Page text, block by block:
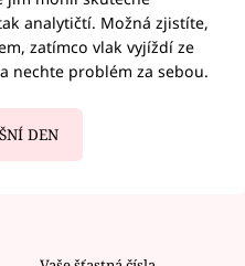
analytičtí. Možná zjistíte,
zatímco vlak vyjíždí ze
nechte problém za sebou.
DEN